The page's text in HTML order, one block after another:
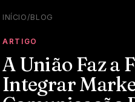
INÍCIO/BLOG
ARTIGO
A União Faz a
Integrar